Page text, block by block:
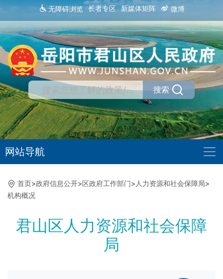
无障碍浏览 长者专区 新媒体矩阵 微博
搜索
网站导航
首页>政府信息公开>区政府工作部门> 人力资源和社会保障局>
机构概况
君山区人力资源和社会保障
局